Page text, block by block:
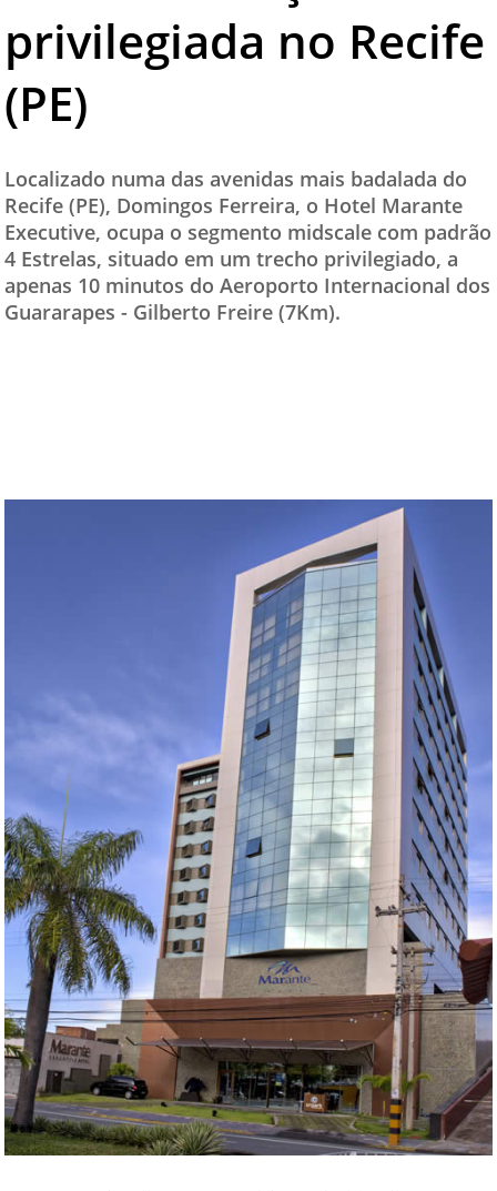
TESTADO E APROVADO
CONTATO
privilegiada no Recife
(PE)
Localizado numa das avenidas mais badalada do
Recife (PE), Domingos Ferreira, o Hotel Marante
Executive, ocupa o segmento midscale com padrão
4 Estrelas, situado em um trecho privilegiado, a
apenas 10 minutos do Aeroporto Internacional dos
Guararapes - Gilberto Freire (7Km).